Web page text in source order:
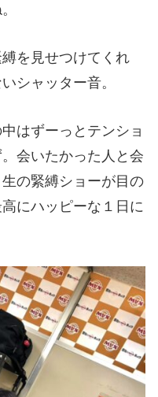
を見せつけてくれ
シャッター音。
はずーっとテンショ
会いたかった人と会
の緊縛ショーが目の
にハッピーな１日に